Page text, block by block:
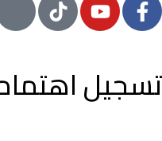
تسجيل